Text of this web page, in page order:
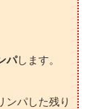
パします。
ンパした残り